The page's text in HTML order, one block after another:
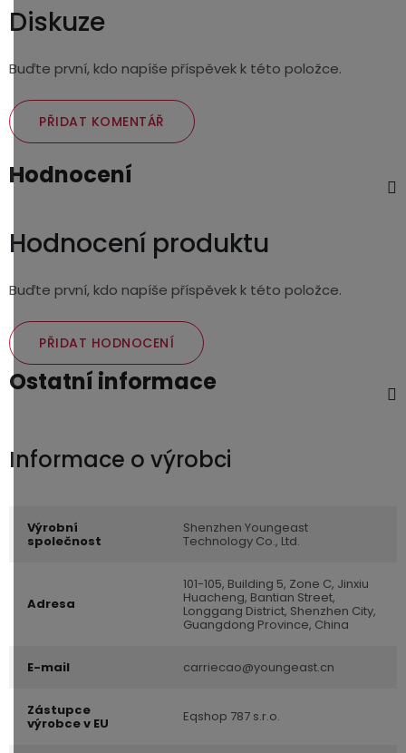
Diskuze
Buďte první, kdo napíše příspěvek k této položce.
PŘIDAT KOMENTÁŘ
Hodnocení
Hodnocení produktu
Buďte první, kdo napíše příspěvek k této položce.
PŘIDAT HODNOCENÍ
Ostatní informace
Výrobní
společnost
Shenzhen Youngeast
Technology Co., Ltd.
Adresa
101-105, Building 5, Zone C, Jinxiu
Huacheng, Bantian Street,
Longgang District, Shenzhen City,
Guangdong Province, China
E-mail carriecao@youngeast.cn
Zástupce
výrobce v EU Eqshop 787 s.r.o.